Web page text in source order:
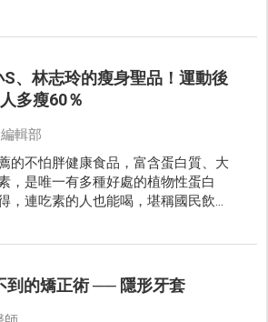
S、林志玲的瘦身聖品！運動後
多瘦60％
輯部
的不怕胖健康食品，富含蛋白質、大
，是唯一有多種好處的植物性蛋白
，連吃素的人也能喝，堪稱國民飲
到的矯正術 ── 隱形牙套